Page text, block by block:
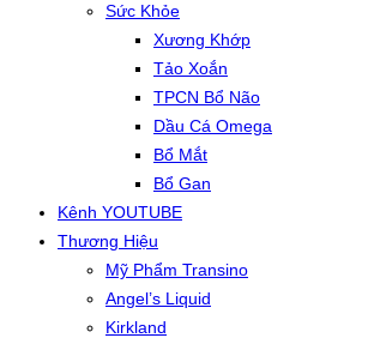
Sức Khỏe
Xương Khớp
Tảo Xoắn
TPCN Bổ Não
Dầu Cá Omega
Bổ Mắt
Bổ Gan
Kênh YOUTUBE
Thương Hiệu
Mỹ Phẩm Transino
Angel’s Liquid
Kirkland